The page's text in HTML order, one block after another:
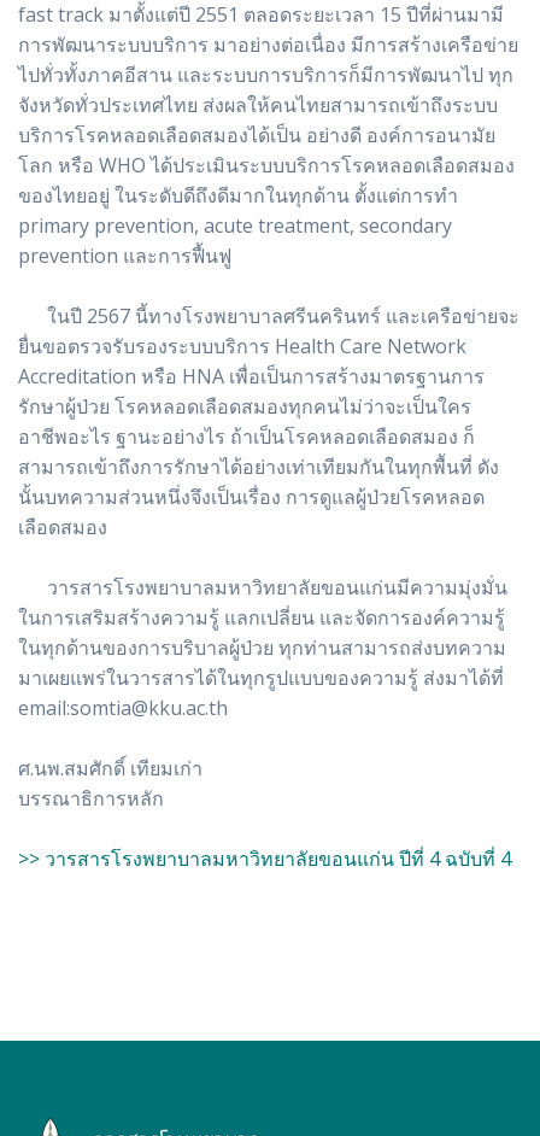
fast track มาตั้งแต่ปี 2551 ตลอดระยะเวลา 15 ปีที่ผ่านมามี
การพัฒนาระบบบริการ มาอย่างต่อเนื่อง มีการสร้างเครือข่าย
ไปทั่วทั้งภาคอีสาน และระบบการบริการก็มีการพัฒนาไป ทุก
จังหวัดทั่วประเทศไทย ส่งผลให้คนไทยสามารถเข้าถึงระบบ
บริการโรคหลอดเลือดสมองได้เป็น อย่างดี องค์การอนามัย
โลก หรือ WHO ได้ประเมินระบบบริการโรคหลอดเลือดสมอง
ของไทยอยู่ ในระดับดีถึงดีมากในทุกด้าน ตั้งแต่การทำ
primary prevention, acute treatment, secondary
prevention และการฟื้นฟู
ในปี 2567 นี้ทางโรงพยาบาลศรีนครินทร์ และเครือข่ายจะ
ยื่นขอตรวจรับรองระบบบริการ Health Care Network
Accreditation หรือ HNA เพื่อเป็นการสร้างมาตรฐานการ
รักษาผู้ป่วย โรคหลอดเลือดสมองทุกคนไม่ว่าจะเป็นใคร
อาชีพอะไร ฐานะอย่างไร ถ้าเป็นโรคหลอดเลือดสมอง ก็
สามารถเข้าถึงการรักษาได้อย่างเท่าเทียมกันในทุกพื้นที่ ดัง
นั้นบทความส่วนหนึ่งจึงเป็นเรื่อง การดูแลผู้ป่วยโรคหลอด
เลือดสมอง
วารสารโรงพยาบาลมหาวิทยาลัยขอนแก่นมีความมุ่งมั่น
ในการเสริมสร้างความรู้ แลกเปลี่ยน และจัดการองค์ความรู้
ในทุกด้านของการบริบาลผู้ป่วย ทุกท่านสามารถส่งบทความ
มาเผยแพร่ในวารสารได้ในทุกรูปแบบของความรู้ ส่งมาได้ที่
email:somtia@kku.ac.th
ศ.นพ.สมศักดิ์ เทียมเก่า
บรรณาธิการหลัก
>> วารสารโรงพยาบาลมหาวิทยาลัยขอนแก่น ปีที่ 4 ฉบับที่ 4